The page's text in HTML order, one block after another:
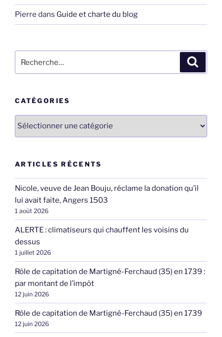
Pierre dans Guide et charte du blog
pour
CATÉGORIES
Catégories
ARTICLES RÉCENTS
Nicole, veuve de Jean Bouju, réclame la donation qu’il
lui avait faite, Angers 1503
1 août 2026
ALERTE : climatiseurs qui chauffent les voisins du
dessus
1 juillet 2026
Rôle de capitation de Martigné-Ferchaud (35) en 1739 :
par montant de l’impôt
12 juin 2026
Rôle de capitation de Martigné-Ferchaud (35) en 1739
12 juin 2026